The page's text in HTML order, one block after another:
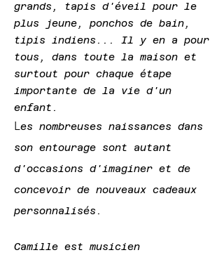
grands, tapis d'éveil pour le
plus jeune, ponchos de bain,
tipis indiens... Il y en a pour
tous, dans toute la maison et
surtout pour chaque étape
importante de la vie d'un
enfant.
Les nombreuses naissances dans
son entourage sont autant
d'occasions d'imaginer et de
concevoir de nouveaux cadeaux
personnalisés.
Camille est musicien